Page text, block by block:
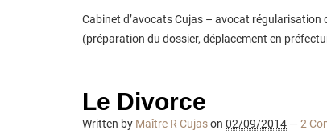
Cabinet d’avocats Cujas – avocat
(préparation du dossier, déplacement en
Le Divorce
Written by Maître R Cujason 02/09/2014 —2